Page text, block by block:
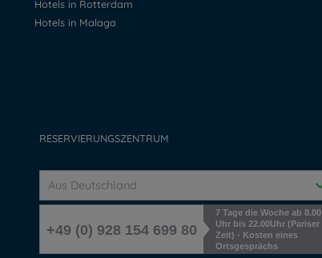
Hotels in Rotterdam
Hotels in Malaga
RESERVIERUNGSZENTRUM
Aus Deutschland
+49 (0) 928 154 699 80
7 Tage die Woche ab 8.00
Uhr bis 22.00Uhr (Pariser
Zeit) - Kosten eines
Ortsgesprächs